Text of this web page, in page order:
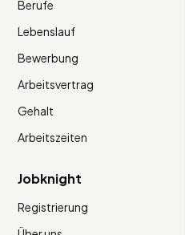
Berufe
Lebenslauf
Bewerbung
Arbeitsvertrag
Gehalt
Arbeitszeiten
Jobknight
Registrierung